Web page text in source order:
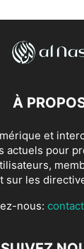
À
et
actuels pour
sur les
nous: